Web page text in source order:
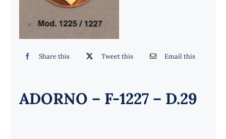
CONTACTO
Share this Tweet this Email this
ADORNO – F-1227 – D.29